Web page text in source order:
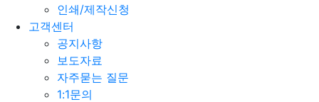
인쇄/제작신청
고객센터
공지사항
보도자료
자주묻는 질문
1:1문의